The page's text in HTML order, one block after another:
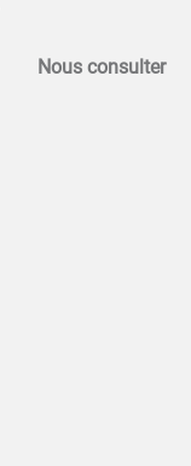
Nous consulter